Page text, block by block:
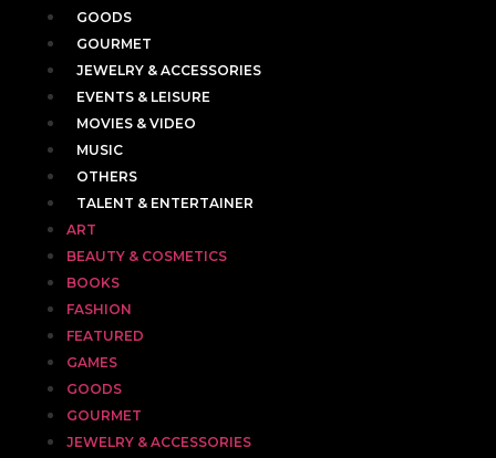
GOODS
GOURMET
JEWELRY & ACCESSORIES
EVENTS & LEISURE
MOVIES & VIDEO
MUSIC
OTHERS
TALENT & ENTERTAINER
ART
BEAUTY & COSMETICS
BOOKS
FASHION
FEATURED
GAMES
GOODS
GOURMET
JEWELRY & ACCESSORIES